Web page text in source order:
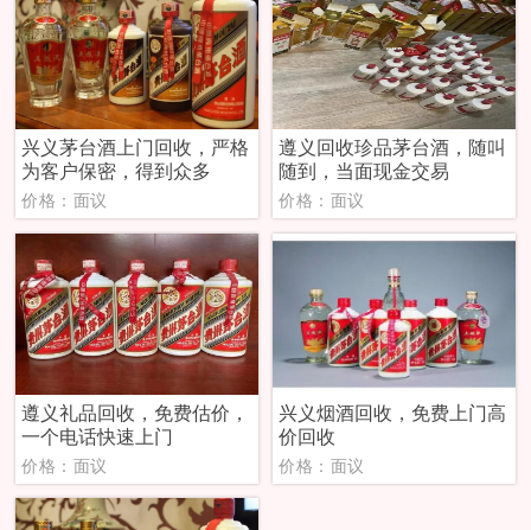
兴义茅台酒上门回收，严格
为客户保密，得到众多
价格：面议
遵义回收珍品茅台酒，随叫
随到，当面现金交易
价格：面议
遵义礼品回收，免费估价，
一个电话快速上门
价格：面议
兴义烟酒回收，免费上门高
价回收
价格：面议